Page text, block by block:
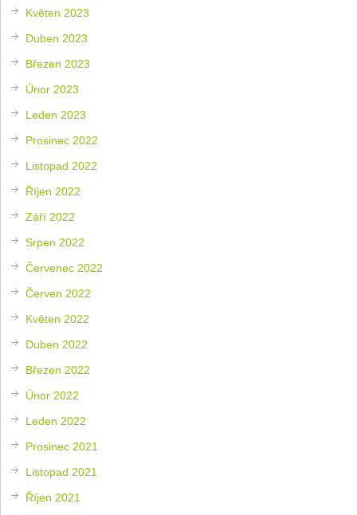
Květen 2023
Duben 2023
Březen 2023
Únor 2023
Leden 2023
Prosinec 2022
Listopad 2022
Říjen 2022
Září 2022
Srpen 2022
Červenec 2022
Červen 2022
Květen 2022
Duben 2022
Březen 2022
Únor 2022
Leden 2022
Prosinec 2021
Listopad 2021
Říjen 2021